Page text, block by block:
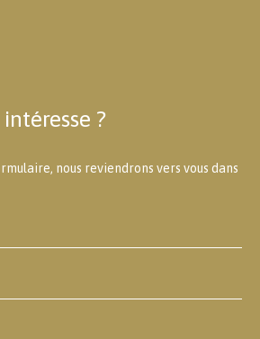
?
nous reviendrons vers vous dans